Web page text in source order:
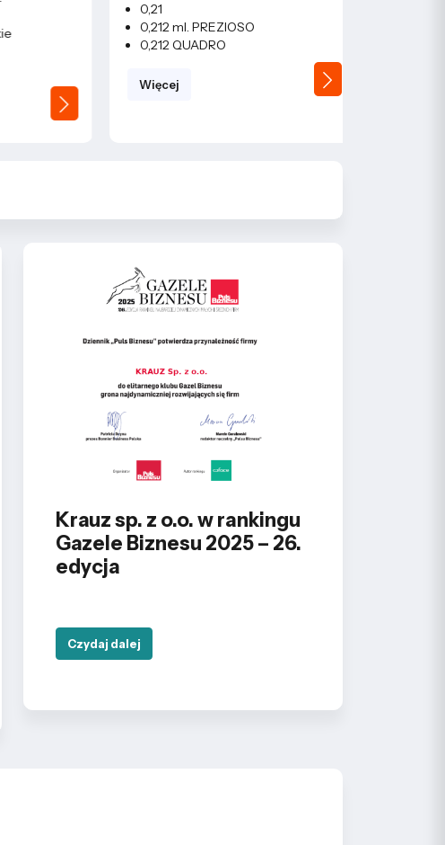
0,21
0,212 ml. PREZIOSO
0,212 QUADRO
Więcej
Krauz sp. z o.o. w rankingu
Gazele Biznesu 2025 – 26.
edycja
Czydaj dalej